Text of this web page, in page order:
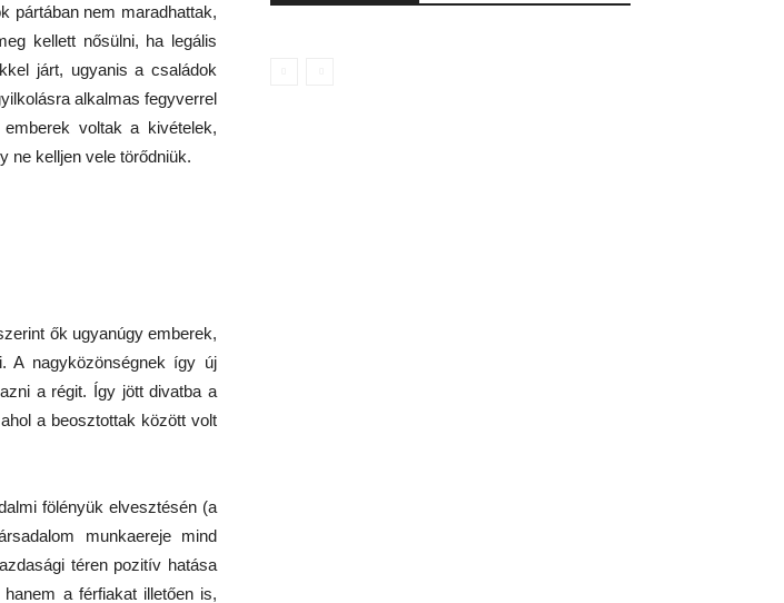
pártában nem maradhattak,
kellett nősülni, ha legális
járt, ugyanis a családok
alkalmas fegyverrel
voltak a kivételek,
ne kelljen vele törődniük.
ők ugyanúgy emberek,
A nagyközönségnek így új
a régit. Így jött divatba a
a beosztottak között volt
fölényük elvesztésén (a
munkaereje mind
téren pozitív hatása
a férfiakat illetően is,